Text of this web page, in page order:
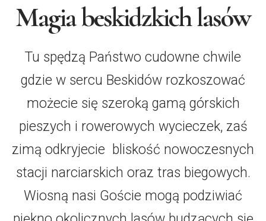
Magia beskidzkich lasów
Tu spędzą Państwo cudowne chwile
gdzie w sercu Beskidów rozkoszować
możecie się szeroką gamą górskich
pieszych i rowerowych wycieczek, zaś
zimą odkryjecie bliskość nowoczesnych
stacji narciarskich oraz tras biegowych.
Wiosną nasi Goście mogą podziwiać